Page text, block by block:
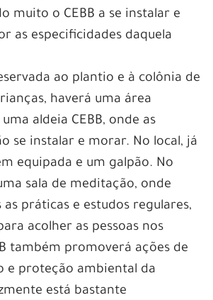
muito o CEBB a se instalar e
as especificidades daquela
ao plantio e à colônia de
haverá uma área
aldeia CEBB, onde as
se instalar e morar. No local, já
equipada e um galpão. No
sala de meditação, onde
práticas e estudos regulares,
acolher as pessoas nos
também promoverá ações de
e proteção ambiental da
está bastante